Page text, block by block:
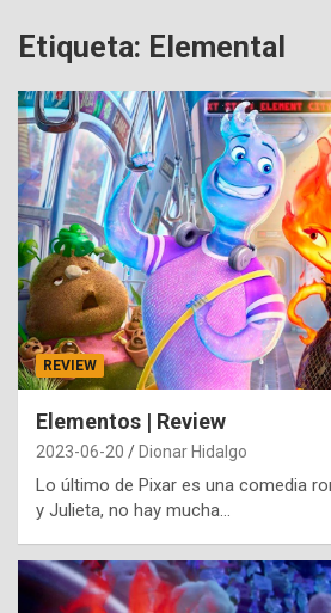
Etiqueta: Elemental
REVIEW
Elementos | Review
2023-06-20 Dionar Hidalgo
Lo último de Pixar es una comedia
y Julieta, no hay mucha…